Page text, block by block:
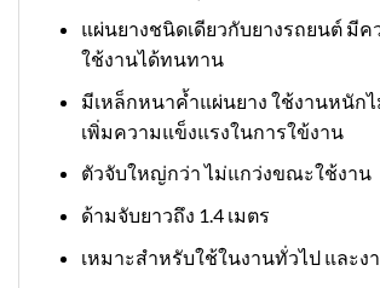
แผ่นยางชนิดเดียวกับยางรถยนต์ มีค
ใช้งานได้ทนทาน
มีเหล็กหนาค้ำแผ่นยาง ใช้งานหนักไ
เพิ่มความแข็งแรงในการใข้งาน
ตัวจับใหญ่กว่า ไม่แกว่งขณะใช้งาน
ด้ามจับยาวถึง 1.4 เมตร
เหมาะสำหรับใช้ในงานทั่วไป และง